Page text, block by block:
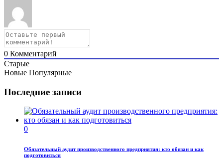
0 Комментарий
Старые
Новые Популярные
Последние записи
0
Обязательный аудит производственного предприятия: кто обязан и как
подготовиться